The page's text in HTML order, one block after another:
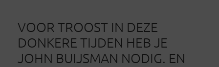
VOOR TROOST IN DEZE
DONKERE TIJDEN HEB JE
JOHN BUIJSMAN NODIG. EN